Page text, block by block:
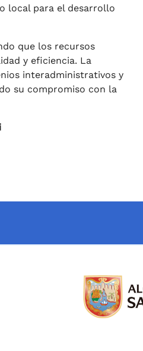
local para el desarrollo
que los recursos
y eficiencia. La
interadministrativos y
su compromiso con la